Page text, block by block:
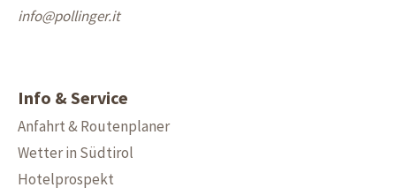
info@pollinger.it
Info & Service
Anfahrt & Routenplaner
Wetter in Südtirol
Hotelprospekt